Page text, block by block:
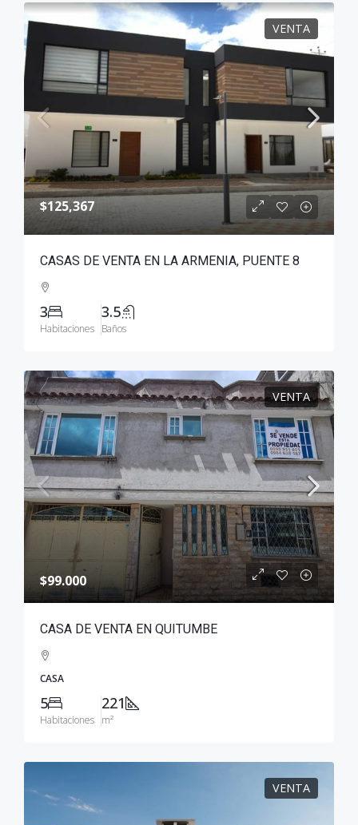
VENTA
$125,367
CASAS DE VENTA EN LA ARMENIA, PUENTE 8
3
Habitaciones
3.5
Baños
VENTA
$99.000
CASA DE VENTA EN QUITUMBE
CASA
5
Habitaciones
221
m²
VENTA